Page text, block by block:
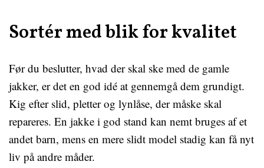
Sortér med blik for kvalitet
Før du beslutter, hvad der skal ske med de gamle
jakker, er det en god idé at gennemgå dem grundigt.
Kig efter slid, pletter og lynlåse, der måske skal
repareres. En jakke i god stand kan nemt bruges af et
andet barn, mens en mere slidt model stadig kan få nyt
liv på andre måder.